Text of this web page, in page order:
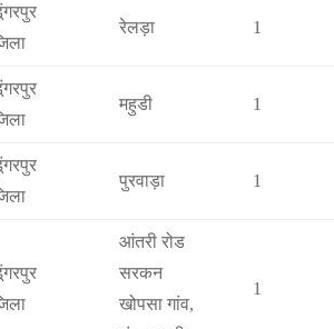
रेलड़ा 1
महुडी 1
पुरवाड़ा 1
आंतरी रोड
सरकन
खोपसा गांव,
1